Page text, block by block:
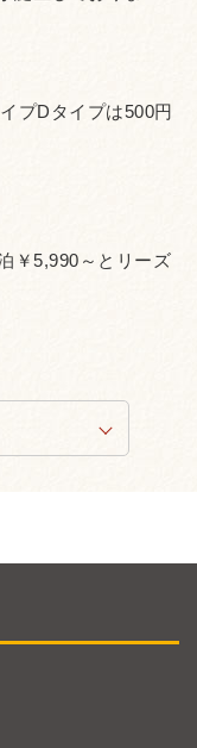
プDタイプは500円
￥5,990～とリーズ